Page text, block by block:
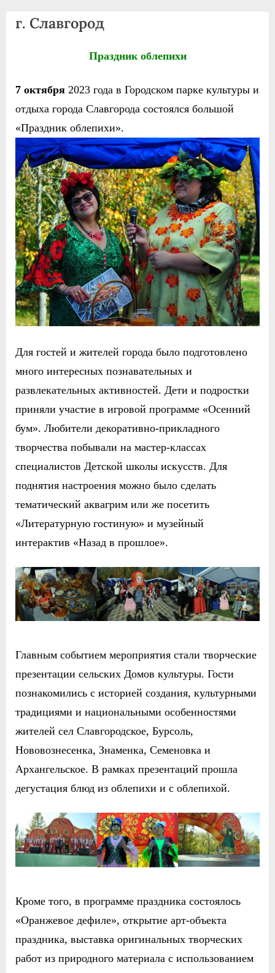
тел./
+7
63
39
г. Славгород
Праздник облепихи
7 октября 2023 года в Городском парке культуры и
отдыха города Славгорода состоялся большой
«Праздник облепихи».
Для гостей и жителей города было подготовлено
много интересных познавательных и
развлекательных активностей. Дети и подростки
приняли участие в игровой программе «Осенний
бум». Любители декоративно-прикладного
творчества побывали на мастер-классах
специалистов Детской школы искусств. Для
поднятия настроения можно было сделать
тематический аквагрим или же посетить
«Литературную гостиную» и музейный
интерактив «Назад в прошлое».
Главным событием мероприятия стали творческие
презентации сельских Домов культуры. Гости
познакомились с историей создания, культурными
традициями и национальными особенностями
жителей сел Славгородское, Бурсоль,
Нововознесенка, Знаменка, Семеновка и
Архангельское. В рамках презентаций прошла
дегустация блюд из облепихи и с облепихой.
Кроме того, в программе праздника состоялось
«Оранжевое дефиле», открытие арт-объекта
праздника, выставка оригинальных творческих
работ из природного материала с использованием